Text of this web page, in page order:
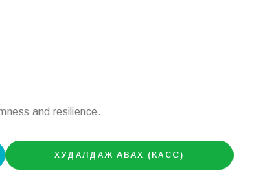
and resilience.
ХУДАЛДАЖ АВАХ (КАСС)